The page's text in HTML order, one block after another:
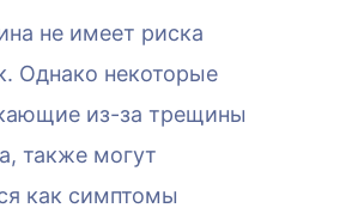
не имеет риска
Однако некоторые
из-за трещины
также могут
как симптомы